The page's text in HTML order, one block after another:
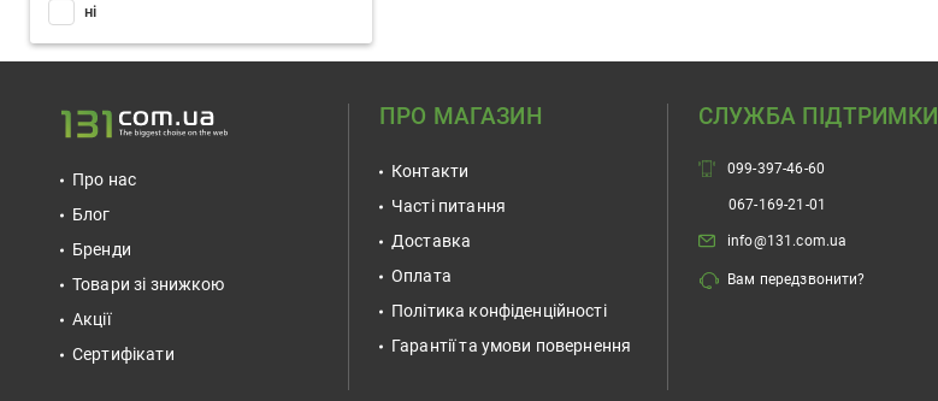
ні
Про нас
Блог
Бренди
Товари зі знижкою
Акції
Сертифікати
ПРО МАГАЗИН
Контакти
Часті питання
Доставка
Оплата
Політика конфіденційності
Гарантії та умови повернення
СЛУЖБА ПІДТРИМКИ
099-397-46-60
067-169-21-01
info@131.com.ua
Вам передзвонити?